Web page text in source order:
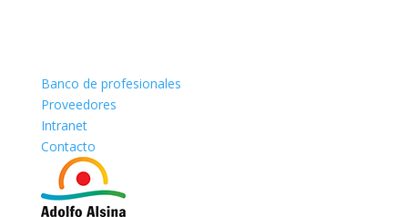
Banco de profesionales
Proveedores
Intranet
Contacto